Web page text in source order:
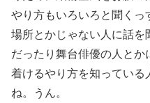
やり方もいろいろと聞く
場所とかじゃない人に話
だったり舞台俳優の人とか
着けるやり方を知っている
ね。うん。